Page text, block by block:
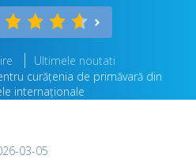
Ultimele noutati
curățenia de primăvară din
internaționale
03-05